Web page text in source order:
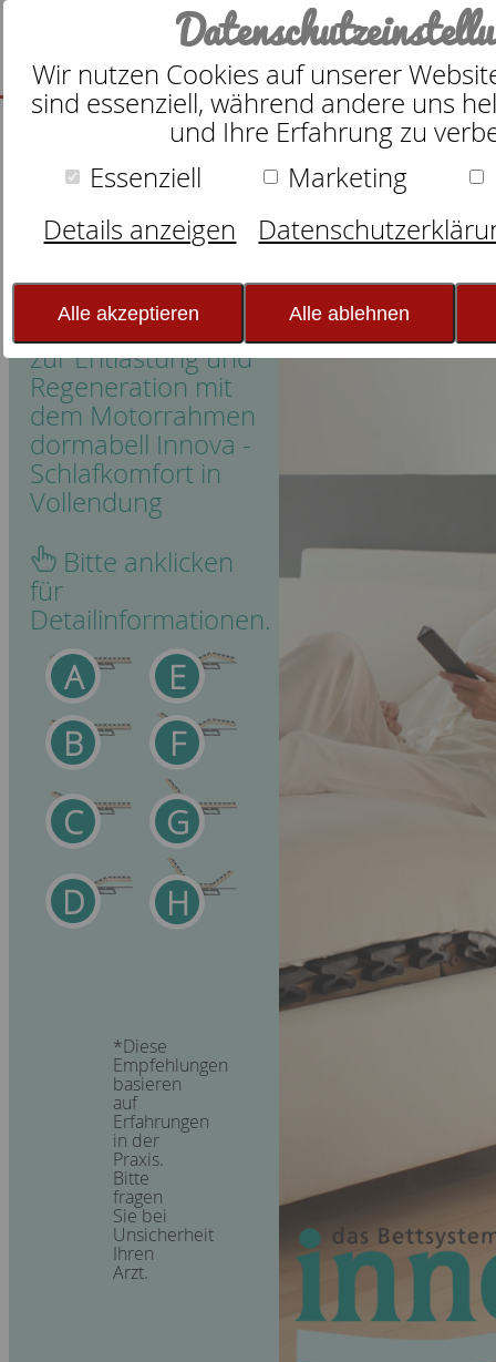
Wir nutzen Cookies auf unserer
sind essenziell, während andere uns
und Ihre Erfahrung zu
Essenziell
Marketing
Details anzeigen
Alle akzeptieren Alle ablehnen
dormabell Innova
Motorrahmen: Einstellungen
Empfehlungen
zur Entlastung und
Regeneration mit
dem Motorrahmen
dormabell Innova -
Schlafkomfort in
Vollendung
Bitte anklicken
für
Detailinformationen.
A
B
C
D
E
F
G
H
*Diese
Empfehlungen
basieren
auf
Erfahrungen
in der
Praxis.
Bitte
fragen
Sie bei
Unsicherheit
Ihren
Arzt.